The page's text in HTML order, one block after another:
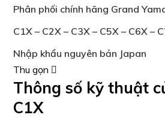
Phân phối chính hãng Grand
C1X – C2X – C3X – C5X – C6X –
Nhập khẩu nguyên bản Japan
Thu gọn
Thông số kỹ thuật
C1X